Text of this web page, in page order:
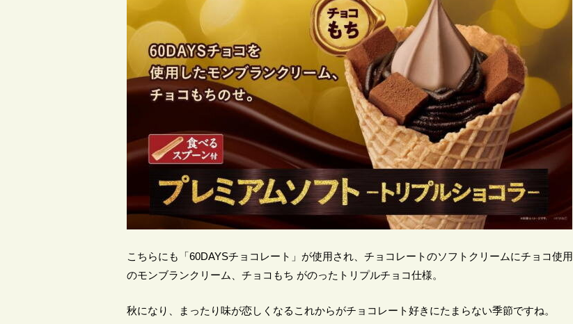
こちらにも「60DAYSチョコレート」が使用され、チョコレートのソフトクリームにチョコ使用
のモンブランクリーム、チョコもち がのったトリプルチョコ仕様。
秋になり、まったり味が恋しくなるこれからがチョコレート好きにたまらない季節ですね。